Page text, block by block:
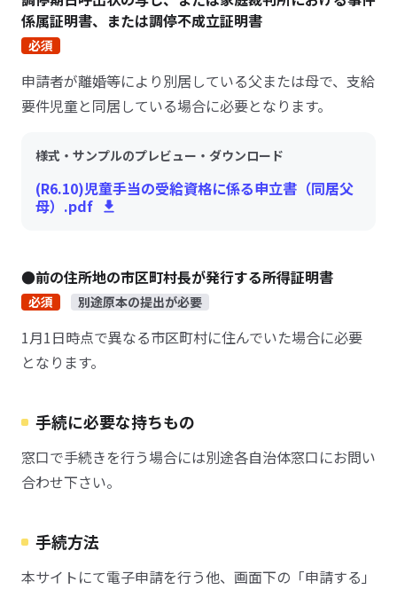
係属証明書、または調停不成立証明書
必須
申請者が離婚等により別居している父または母で、支給
要件児童と同居している場合に必要となります。
様式・サンプルのプレビュー・ダウンロード
(R6.10)児童手当の受給資格に係る申立書（同居父
母）.pdf
●前の住所地の市区町村長が発行する所得証明書
必須 別途原本の提出が必要
1月1日時点で異なる市区町村に住んでいた場合に必要
となります。
手続に必要な持ちもの
窓口で手続きを行う場合には別途各自治体窓口にお問い
合わせ下さい。
手続方法
本サイトにて電子申請を行う他、画面下の「申請する」